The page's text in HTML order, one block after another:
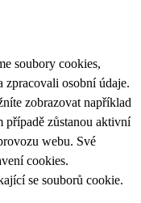
soubory cookies,
zpracovali osobní údaje.
zobrazovat například
případě zůstanou aktivní
webu. Své
cookies.
se souborů cookie.